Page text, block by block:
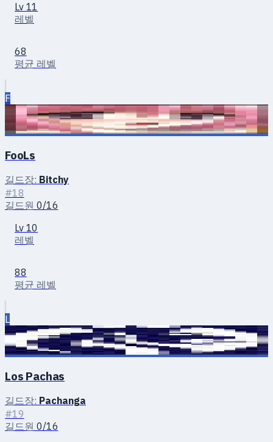
Lv 11
레벨
68
평균 레벨
F
FooLs
길드장: Bitchy
#18
길드원 0/16
Lv 10
레벨
88
평균 레벨
L
Los Pachas
길드장: Pachanga
#19
길드원 0/16